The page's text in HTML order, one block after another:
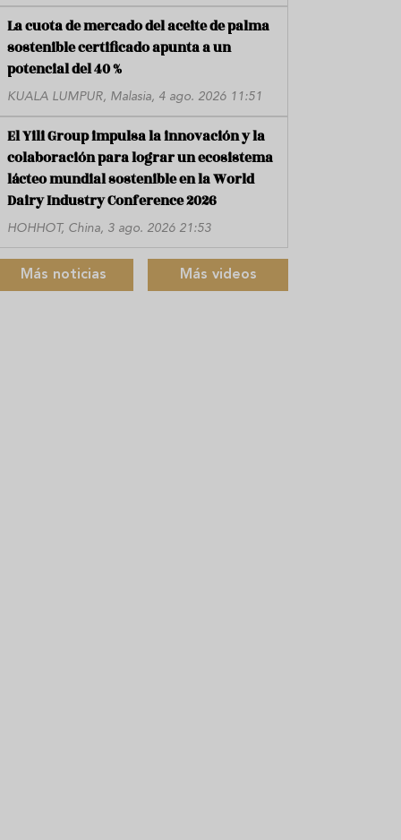
La cuota de mercado del aceite de palma
sostenible certificado apunta a un
potencial del 40 %
KUALA LUMPUR, Malasia, 4 ago. 2026 11:51
El Yili Group impulsa la innovación y la
colaboración para lograr un ecosistema
lácteo mundial sostenible en la World
Dairy Industry Conference 2026
HOHHOT, China, 3 ago. 2026 21:53
Más noticias Más videos